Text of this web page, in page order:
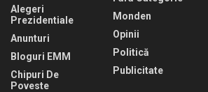
Alegeri
Prezidentiale
Anunturi
Bloguri EMM
Chipuri De
Poveste
Monden
Opinii
Politică
Publicitate